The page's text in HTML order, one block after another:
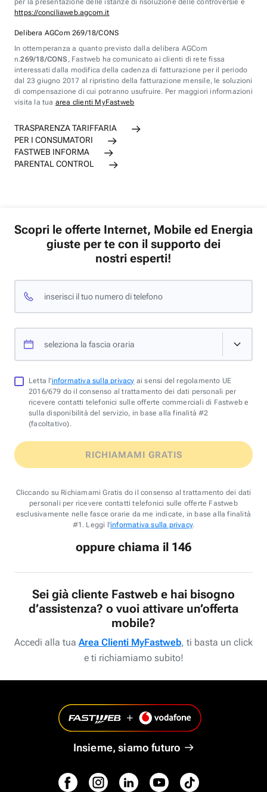
per la presentazione delle istanze di risoluzione delle controversie è
https://conciliaweb.agcom.it
Delibera AGCom 269/18/CONS
In ottemperanza a quanto previsto dalla delibera AGCom
n.269/18/CONS , Fastweb ha comunicato ai clienti di rete fissa
interessati dalla modifica della cadenza di fatturazione per il periodo
dal 23 giugno 2017 al ripristino della fatturazione mensile, le soluzioni
di compensazione di cui potranno usufruire. Per maggiori informazioni
visita la tua area clienti MyFastweb
TRASPARENZA TARIFFARIA
PER I CONSUMATORI
FASTWEB INFORMA
PARENTAL CONTROL
Scopri le offerte Internet, Mobile ed Energia
giuste per te con il supporto dei
nostri esperti!
inserisci il tuo numero di telefono
seleziona la fascia oraria
Letta l'informativa sulla privacy ai sensi del regolamento UE
2016/679 do il consenso al trattamento dei dati personali per
ricevere contatti telefonici sulle offerte commerciali di Fastweb e
sulla disponibilità del servizio, in base alla finalità #2
(facoltativo).
RICHIAMAMI GRATIS
Cliccando su Richiamami Gratis do il consenso al trattamento dei dati
personali per ricevere contatti telefonici sulle offerte Fastweb
esclusivamente nelle fasce orarie da me indicate, in base alla finalità
#1. Leggi l'informativa sulla privacy.
oppure chiama il 146
Sei già cliente Fastweb e hai bisogno
d’assistenza? o vuoi attivare un’offerta
mobile?
Accedi alla tua Area Clienti MyFastweb, ti basta un click
e ti richiamiamo subito!
Insieme, siamo futuro